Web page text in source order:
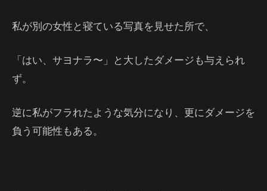
私が別の女性と寝ている写真を見せた所で、
「はい、サヨナラ〜」と大したダメージも与えられ
ず。
逆に私がフラれたような気分になり、更にダメージを
負う可能性もある。